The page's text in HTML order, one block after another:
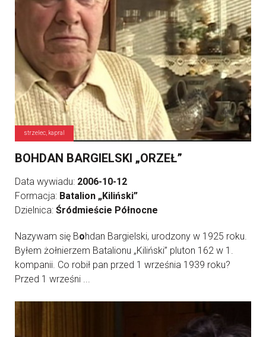
strzelec, kapral
BOHDAN BARGIELSKI „ORZEŁ”
Data wywiadu: 2006-10-12
Formacja: Batalion „Kiliński”
Dzielnica: Śródmieście Północne
Nazywam się Bohdan Bargielski, urodzony w 1925 roku.
Byłem żołnierzem Batalionu „Kiliński” pluton 162 w 1.
kompanii. Co robił pan przed 1 września 1939 roku?
Przed 1 wrześni ...